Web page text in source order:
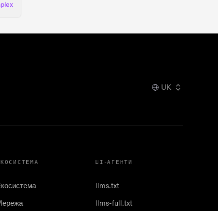
UK
ШІ-АГЕНТИ
llms.txt
llms-full.txt